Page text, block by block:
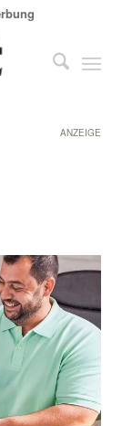
ANZEIGE